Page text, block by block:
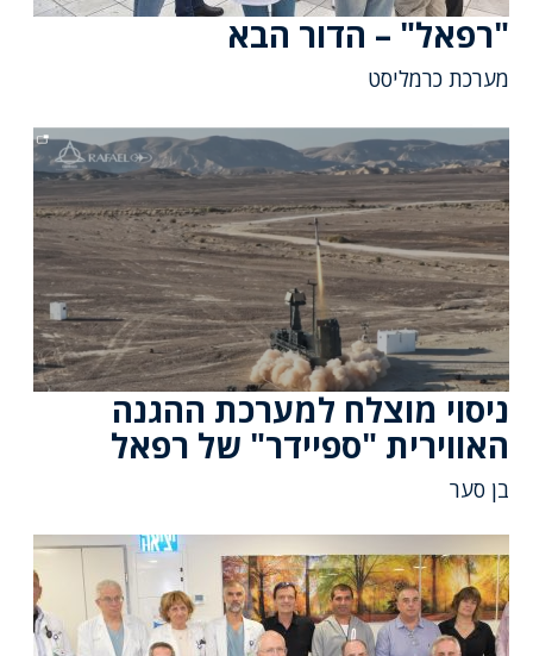
"רפאל" – הדור הבא
מערכת כרמליסט
ניסוי מוצלח למערכת ההגנה
האווירית "ספיידר" של רפאל
בן סער